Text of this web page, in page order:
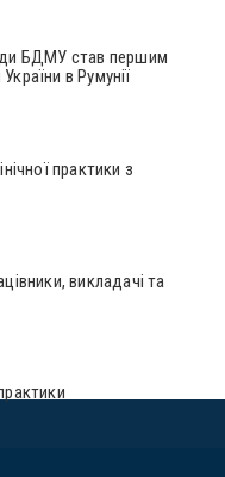
БДМУ став першим
в Румунії
практики з
викладачі та